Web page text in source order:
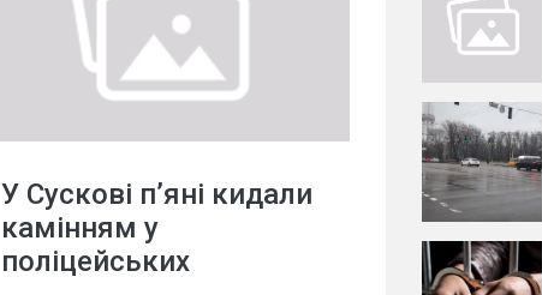
У Сускові п’яні кидали
камінням у
поліцейських